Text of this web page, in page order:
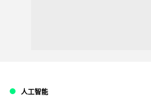
人工智能